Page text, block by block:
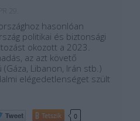
hasonlóan
politikai és biztonsági
okozott a 2023.
az azt követő
Libanon, Irán stb.)
elégedetlenséget szült
Tetszik 0